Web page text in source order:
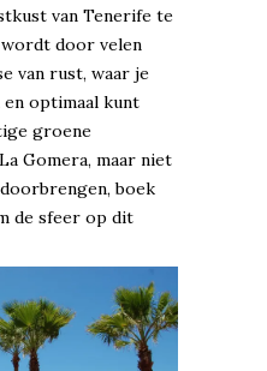
van Tenerife te
door velen
van rust, waar je
optimaal kunt
groene
Gomera, maar niet
boek
de sfeer op dit